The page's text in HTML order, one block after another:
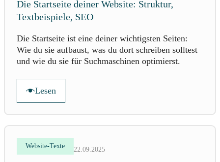
Die Startseite deiner Website: Struktur,
Textbeispiele, SEO
Die Startseite ist eine deiner wichtigsten Seiten:
Wie du sie aufbaust, was du dort schreiben solltest
und wie du sie für Suchmaschinen optimierst.
Lesen
Website-Texte 22.09.2025